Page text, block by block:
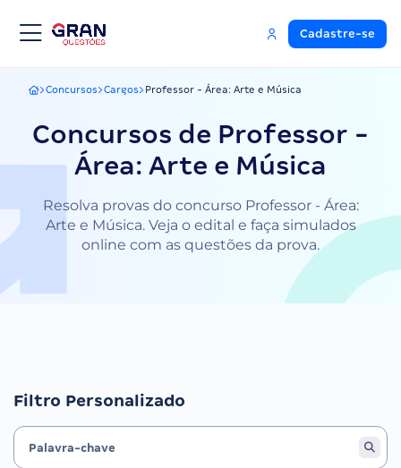
Cadastre-se
Gran Questões
Concursos Cargos Professor - Área: Arte e Música
Concursos de Professor -
Área: Arte e Música
Resolva provas do concurso Professor - Área:
Arte e Música. Veja o edital e faça simulados
online com as questões da prova.
Filtro Personalizado